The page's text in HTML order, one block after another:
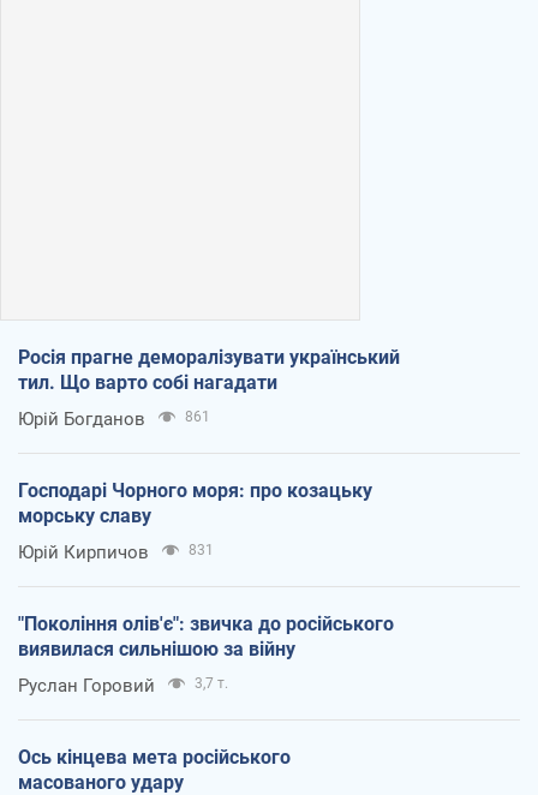
Росія прагне деморалізувати український
тил. Що варто собі нагадати
Юрій Богданов 861
Господарі Чорного моря: про козацьку
морську славу
Юрій Кирпичов 831
"Покоління олів'є": звичка до російського
виявилася сильнішою за війну
Руслан Горовий 3,7 т.
Ось кінцева мета російського
масованого удару